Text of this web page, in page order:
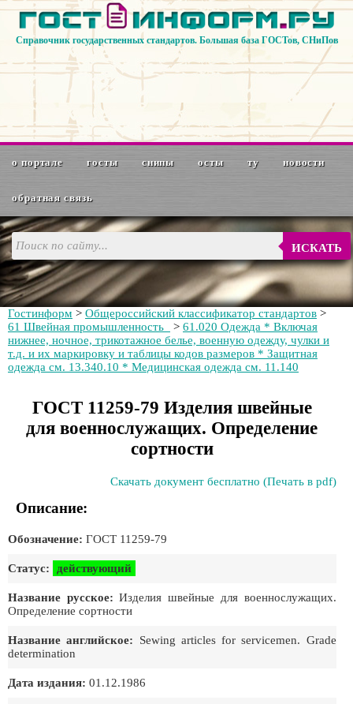
Справочник государственных стандартов. Большая база ГОСТов, СНиПов
о портале госты снипы осты ту новости
обратная связь
ИСКАТЬ
Гостинформ > Общероссийский классификатор стандартов >
61 Швейная промышленность
> 61.020 Одежда * Включая
нижнее, ночное, трикотажное белье, военную одежду, чулки и
т.д. и их маркировку и таблицы кодов размеров * Защитная
одежда см. 13.340.10 * Медицинская одежда см. 11.140
ГОСТ 11259-79 Изделия швейные
для военнослужащих. Определение
сортности
Скачать документ бесплатно (Печать в pdf)
Описание:
Обозначение: ГОСТ 11259-79
Статус: действующий
Название русское: Изделия швейные для военнослужащих.
Определение сортности
Название английское: Sewing articles for servicemen. Grade
determination
Дата издания: 01.12.1986